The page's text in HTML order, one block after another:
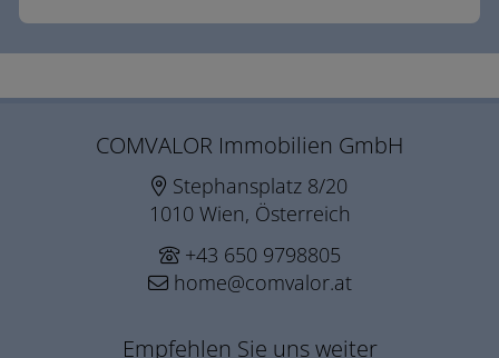
COMVALOR Immobilien GmbH
Stephansplatz 8/20
1010 Wien, Österreich
+43 650 9798805
home@comvalor.at
Empfehlen Sie uns weiter